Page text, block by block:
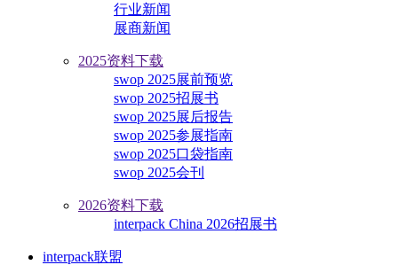
行业新闻
展商新闻
2025资料下载
swop 2025展前预览
swop 2025招展书
swop 2025展后报告
swop 2025参展指南
swop 2025口袋指南
swop 2025会刊
2026资料下载
interpack China 2026招展书
interpack联盟